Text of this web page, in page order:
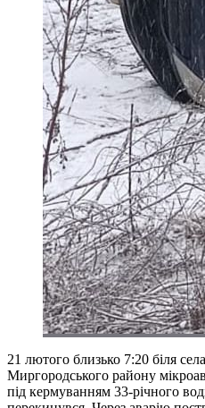
21 лютого близько 7:20 біля
Миргородського району
під кермуванням 33-річного